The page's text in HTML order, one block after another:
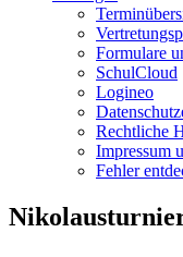
Formulare
SchulCloud
Logineo
Rechtliche
Impressum
Fehler